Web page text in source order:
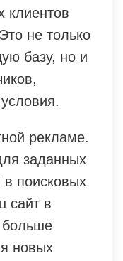
клиентов
не только
базу, но и
рекламе.
заданных
в поисковых
сайт в
больше
новых